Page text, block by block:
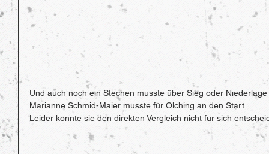
Und auch noch ein Stechen musste über Sieg oder
Marianne Schmid-Maier musste für Olching an den Start.
Leider konnte sie den direkten Vergleich nicht für sich